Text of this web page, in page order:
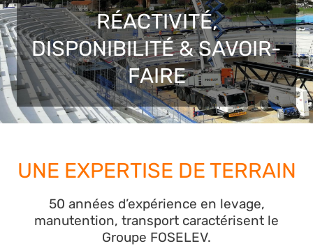
RÉACTIVITÉ,
DISPONIBILITÉ & SAVOIR-
FAIRE
UNE EXPERTISE DE TERRAIN
50 années d’expérience en levage,
manutention, transport caractérisent le
Groupe FOSELEV.